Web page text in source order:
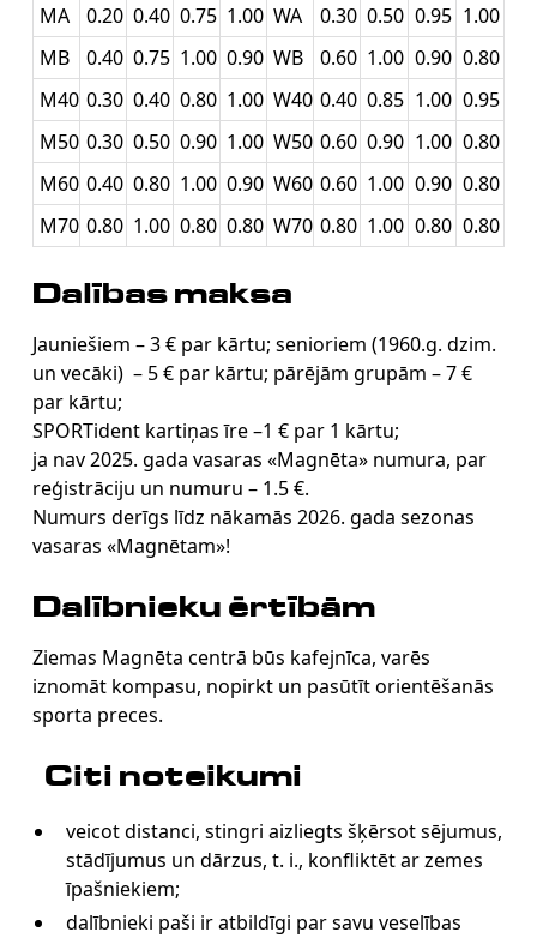
MA 0.20 0.40 0.75 1.00 WA 0.30 0.50 0.95 1.00
MB
0.40 0.75 1.00 0.90 WB 0.60 1.00 0.90 0.80
M40 0.30 0.40 0.80 1.00 W40 0.40 0.85 1.00 0.95
M50 0.30 0.50 0.90 1.00 W50 0.60 0.90 1.00 0.80
M60 0.40 0.80 1.00 0.90 W60 0.60 1.00 0.90 0.80
M70 0.80 1.00 0.80 0.80 W70 0.80 1.00 0.80 0.80
Dalības maksa
Jauniešiem – 3 € par kārtu; senioriem (1960.g. dzim.
un vecāki) – 5 € par kārtu; pārējām grupām – 7 €
par kārtu;
SPORTident kartiņas īre –1 € par 1 kārtu;
ja nav 2025. gada vasaras «Magnēta» numura, par
reģistrāciju un numuru – 1.5 €.
Numurs derīgs līdz nākamās 2026. gada sezonas
vasaras «Magnētam»!
Dalībnieku ērtībām
Ziemas Magnēta centrā būs kafejnīca, varēs
iznomāt kompasu, nopirkt un pasūtīt orientēšanās
sporta preces.
Citi noteikumi
veicot distanci, stingri aizliegts šķērsot sējumus,
stādījumus un dārzus, t. i., konfliktēt ar zemes
īpašniekiem;
dalībnieki paši ir atbildīgi par savu veselības